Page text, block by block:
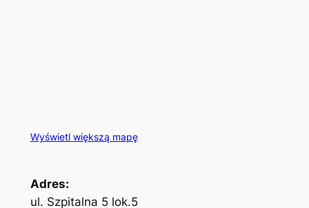
Wyświetl większą mapę
Adres:
ul. Szpitalna 5 lok.5